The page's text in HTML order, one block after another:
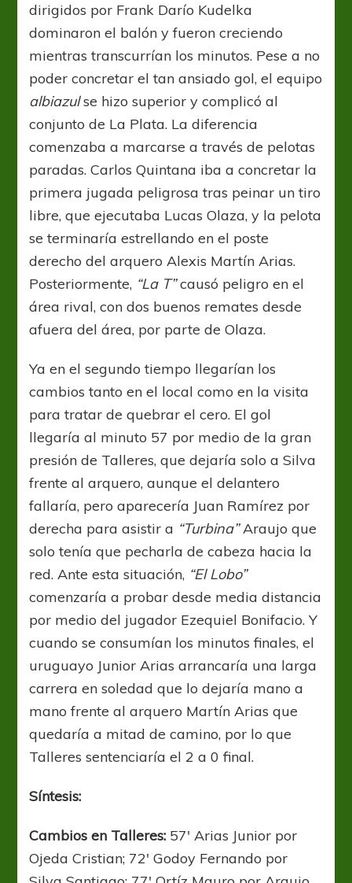
dirigidos por Frank Darío Kudelka
dominaron el balón y fueron creciendo
mientras transcurrían los minutos. Pese a no
poder concretar el tan ansiado gol, el equipo
albiazulse hizo superior y complicó al
conjunto de La Plata. La diferencia
comenzaba a marcarse a través de pelotas
paradas. Carlos Quintana iba a concretar la
primera jugada peligrosa tras peinar un tiro
libre, que ejecutaba Lucas Olaza, y la pelota
se terminaría estrellando en el poste
derecho del arquero Alexis Martín Arias.
Posteriormente, “La T”causó peligro en el
área rival, con dos buenos remates desde
afuera del área, por parte de Olaza.
Ya en el segundo tiempo llegarían los
cambios tanto en el local como en la visita
para tratar de quebrar el cero. El gol
llegaría al minuto 57 por medio de la gran
presión de Talleres, que dejaría solo a Silva
frente al arquero, aunque el delantero
fallaría, pero aparecería Juan Ramírez por
derecha para asistir a “Turbina”Araujo que
solo tenía que pecharla de cabeza hacia la
red. Ante esta situación, “El Lobo”
comenzaría a probar desde media distancia
por medio del jugador Ezequiel Bonifacio. Y
cuando se consumían los minutos finales, el
uruguayo Junior Arias arrancaría una larga
carrera en soledad que lo dejaría mano a
mano frente al arquero Martín Arias que
quedaría a mitad de camino, por lo que
Talleres sentenciaría el 2 a 0 final.
Síntesis:
Cambios en Talleres: 57′ Arias Junior por
Ojeda Cristian; 72′ Godoy Fernando por